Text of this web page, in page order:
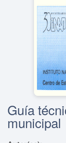
Guía
municipal